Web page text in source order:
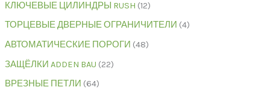
КЛЮЧЕВЫЕ ЦИЛИНДРЫ RUSH 12
ТОРЦЕВЫЕ ДВЕРНЫЕ ОГРАНИЧИТЕЛИ 4
АВТОМАТИЧЕСКИЕ ПОРОГИ 48
ЗАЩЁЛКИ ADDEN BAU 22
ВРЕЗНЫЕ ПЕТЛИ 64